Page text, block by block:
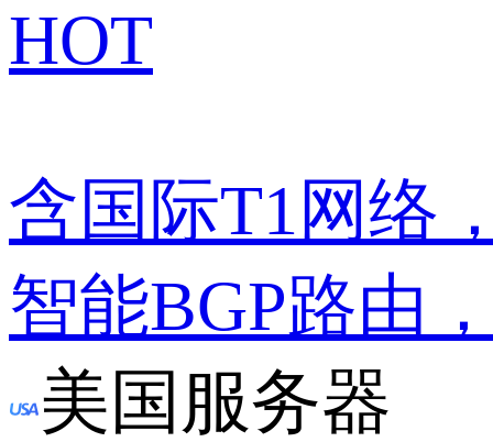
HOT
含国际T1网络
智能BGP路由
美国服务器